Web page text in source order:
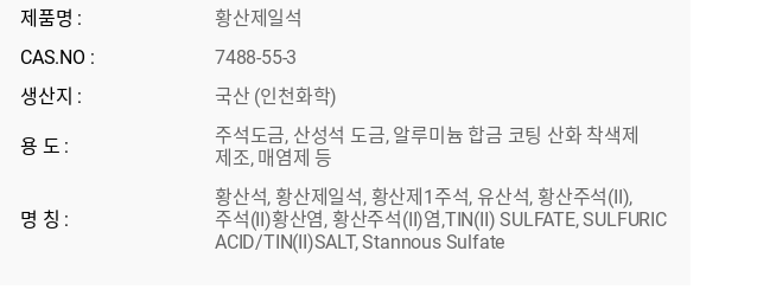
제품명 :
황산제일석
CAS.NO :
7488-55-3
생산지 :
국산 (인천화학)
용 도 :
주석도금, 산성석 도금, 알루미늄 합금 코팅 산화 착색제
제조, 매염제 등
명 칭 :
황산석, 황산제일석, 황산제1주석, 유산석, 황산주석(II),
주석(II)황산염, 황산주석(II)염,TIN(II) SULFATE, SULFURIC
ACID/TIN(II)SALT, Stannous Sulfate